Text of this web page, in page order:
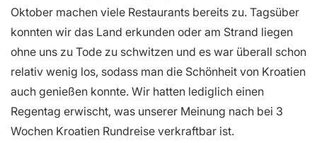
Oktober machen viele Restaurants bereits zu. Tagsüber
konnten wir das Land erkunden oder am Strand liegen
ohne uns zu Tode zu schwitzen und es war überall schon
relativ wenig los, sodass man die Schönheit von Kroatien
auch genießen konnte. Wir hatten lediglich einen
Regentag erwischt, was unserer Meinung nach bei 3
Wochen Kroatien Rundreise verkraftbar ist.